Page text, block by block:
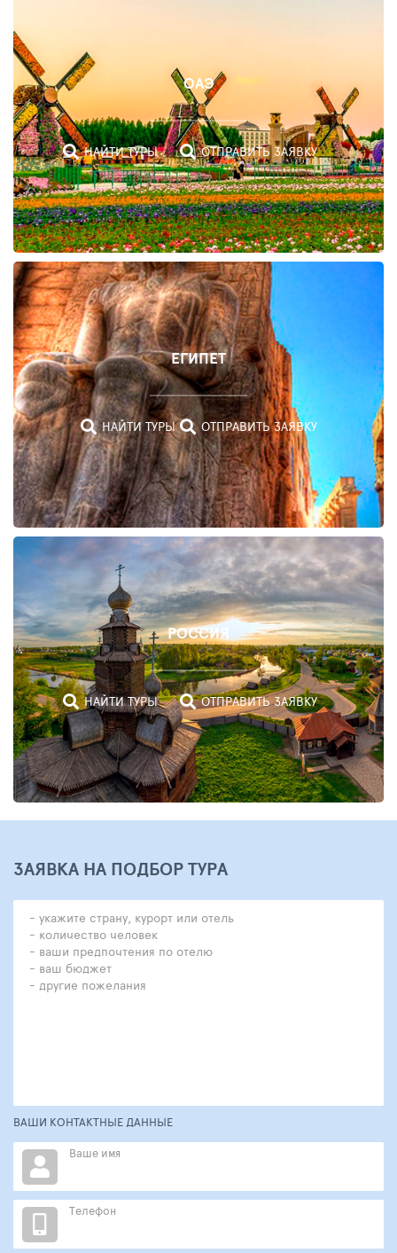
ОАЭ
НАЙТИ ТУРЫ ОТПРАВИТЬ ЗАЯВКУ
ЕГИПЕТ
НАЙТИ ТУРЫ ОТПРАВИТЬ ЗАЯВКУ
МАЛЬДИВЫ
НАЙТИ
ТУРЫ
ОТПРАВИТЬ
ЗАЯВКУ
РОССИЯ
НАЙТИ ТУРЫ ОТПРАВИТЬ ЗАЯВКУ
ЗАЯВКА НА ПОДБОР ТУРА
ВАШИ КОНТАКТНЫЕ ДАННЫЕ
Ваше имя
Телефон